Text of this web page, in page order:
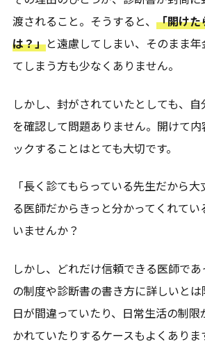
渡されること。そうすると、 「開けた
は？」と遠慮してしまい、そのまま
てしまう方も少なくありません。
しかし、封がされていたとしても、
を確認して問題ありません。開けて
ックすることはとても大切です。
「長く診てもらっている先生だから
る医師だからきっと分かってくれてい
いませんか？
しかし、どれだけ信頼できる医師で
の制度や診断書の書き方に詳しいと
日が間違っていたり、日常生活の制
かれていたりするケースもよくありま